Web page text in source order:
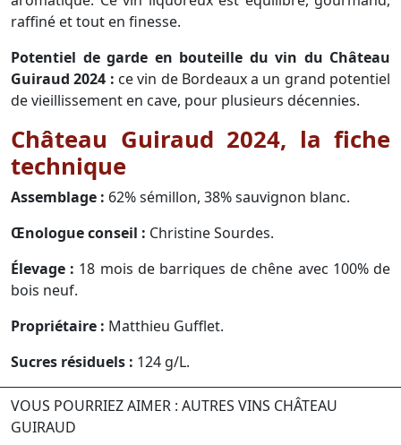
raffiné et tout en finesse.
Potentiel de garde en bouteille du vin du Château
Guiraud 2024 : ce vin de Bordeaux a un grand potentiel
de vieillissement en cave, pour plusieurs décennies.
Château Guiraud 2024, la fiche
technique
Assemblage : 62% sémillon, 38% sauvignon blanc.
Œnologue conseil : Christine Sourdes.
Élevage : 18 mois de barriques de chêne avec 100% de
bois neuf.
Propriétaire : Matthieu Gufflet.
Sucres résiduels : 124 g/L.
VOUS POURRIEZ AIMER : AUTRES VINS CHÂTEAU
GUIRAUD